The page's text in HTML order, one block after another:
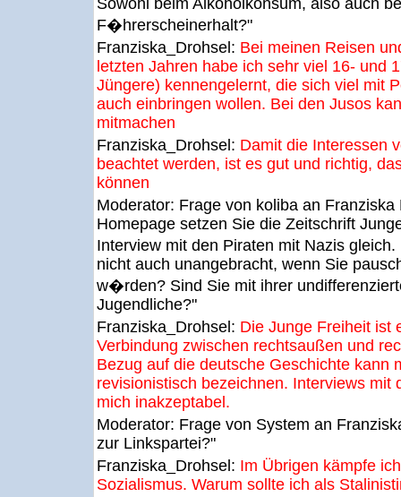
Sowohl beim Alkoholkonsum, also auch
F�hrerscheinerhalt?"
Franziska_Drohsel: Bei meinen Reisen
letzten Jahren habe ich sehr viel 16- und
Jüngere) kennengelernt, die sich viel mit
auch einbringen wollen. Bei den Jusos
mitmachen
Franziska_Drohsel: Damit die Interessen
beachtet werden, ist es gut und richtig,
können
Moderator: Frage von koliba an
Homepage setzen Sie die Zeitschrift
Interview mit den Piraten mit Nazis
nicht auch unangebracht, wenn Sie
w�rden? Sind Sie mit ihrer
Jugendliche?"
Franziska_Drohsel: Die Junge Freiheit ist
Verbindung zwischen rechtsaußen und
Bezug auf die deutsche Geschichte kann
revisionistisch bezeichnen. Interviews mit
mich inakzeptabel.
Moderator: Frage von System an
zur Linkspartei?"
Franziska_Drohsel: Im Übrigen kämpfe
Sozialismus. Warum sollte ich als